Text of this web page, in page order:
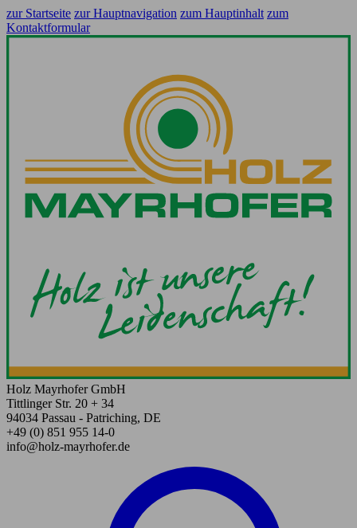
zur Startseite zur Hauptnavigation zum Hauptinhalt zum
Kontaktformular
Holz Mayrhofer GmbH
Tittlinger Str. 20 + 34
94034 Passau - Patriching, DE
+49 (0) 851 955 14-0
info@holz-mayrhofer.de